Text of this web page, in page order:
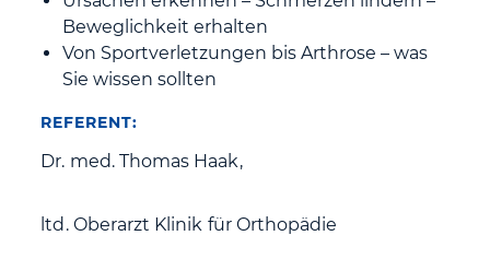
Beweglichkeit erhalten
Von Sportverletzungen bis Arthrose – was
Sie wissen sollten
REFERENT:
Dr. med. Thomas Haak,
ltd. Oberarzt Klinik für Orthopädie